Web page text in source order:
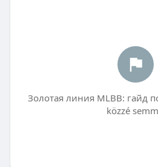
Золотая линия MLBB: гайд
közzé